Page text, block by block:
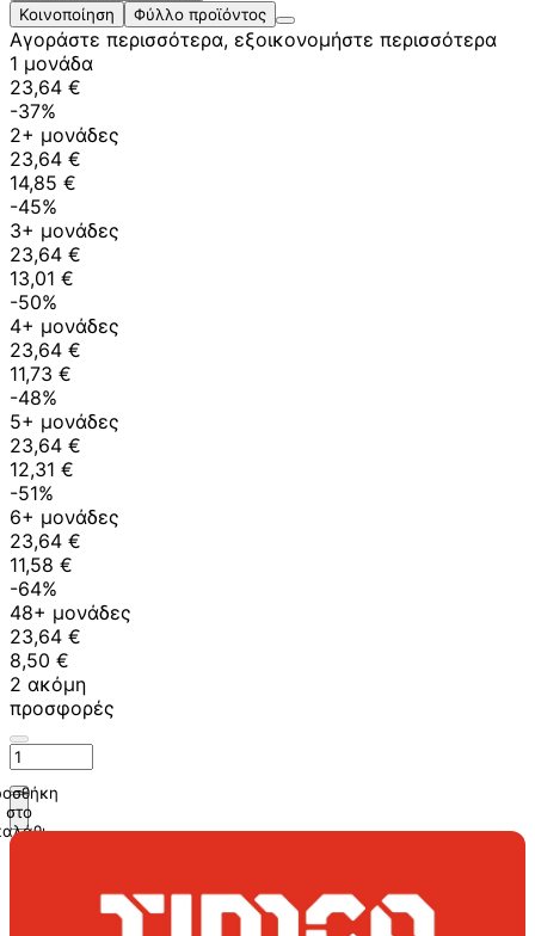
Κοινοποίηση
Φύλλο προϊόντος
Αγοράστε περισσότερα, εξοικονομήστε περισσότερα
1 μονάδα
23,64 €
-37%
2+ μονάδες
23,64 €
14,85 €
-45%
3+ μονάδες
23,64 €
13,01 €
-50%
4+ μονάδες
23,64 €
11,73 €
-48%
5+ μονάδες
23,64 €
12,31 €
-51%
6+ μονάδες
23,64 €
11,58 €
-64%
48+ μονάδες
23,64 €
8,50 €
2 ακόμη
προσφορές
στο